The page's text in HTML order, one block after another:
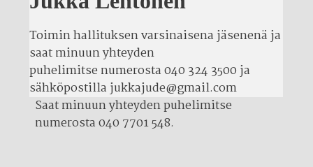
Toimin hallituksen varsinaisena jäsenenä ja
saat minuun yhteyden
puhelimitse numerosta 040 324 3500 ja
sähköpostilla jukkajude@gmail.com
Saat minuun yhteyden puhelimitse
numerosta 040 7701 548.